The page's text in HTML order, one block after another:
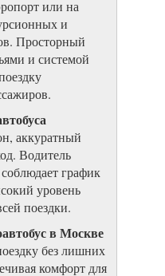
или на
и
Просторный
и системой
аккуратный
Водитель
график
уровень
поездки.
в Москве
без лишних
комфорт для